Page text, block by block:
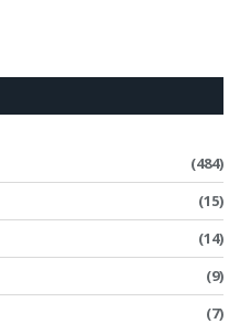
(484)
(15)
(14)
(9)
(7)